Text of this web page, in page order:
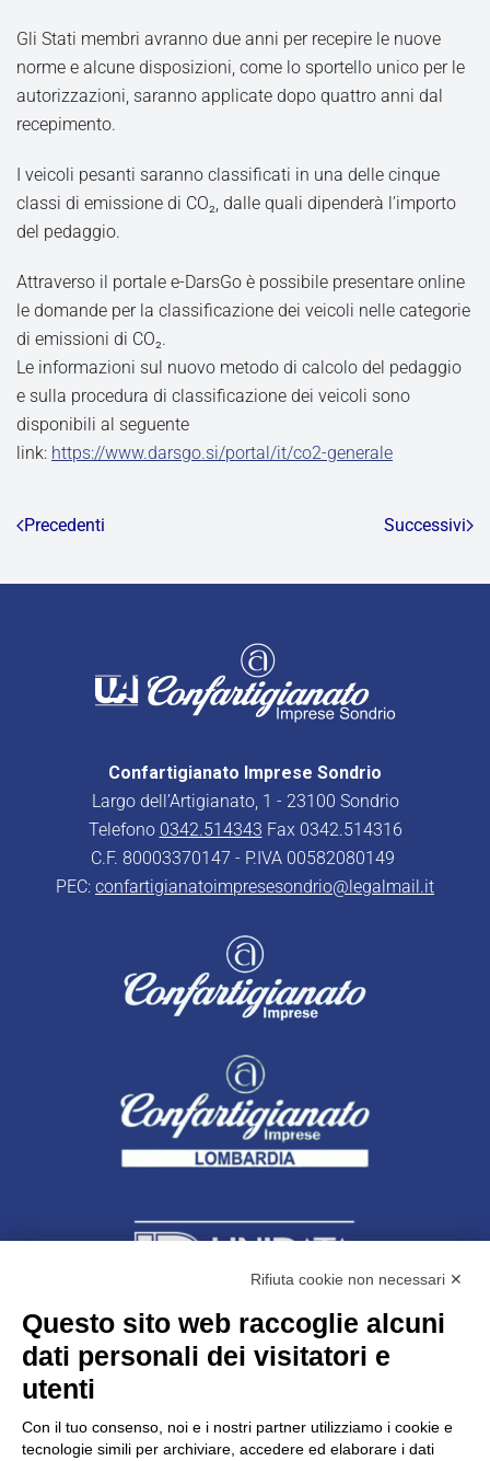
Gli Stati membri avranno due anni per recepire le nuove
norme e alcune disposizioni, come lo sportello unico per le
autorizzazioni, saranno applicate dopo quattro anni dal
recepimento.
I veicoli pesanti saranno classificati in una delle cinque
classi di emissione di CO₂, dalle quali dipenderà l’importo
del pedaggio.
Attraverso il portale e-DarsGo è possibile presentare online
le domande per la classificazione dei veicoli nelle categorie
di emissioni di CO₂.
Le informazioni sul nuovo metodo di calcolo del pedaggio
e sulla procedura di classificazione dei veicoli sono
disponibili al seguente
link: https://www.darsgo.si/portal/it/co2-generale
Precedenti Successivi
Confartigianato Imprese Sondrio
Largo dell’Artigianato, 1 - 23100 Sondrio
Telefono 0342.514343 Fax 0342.514316
C.F. 80003370147 - P.IVA 00582080149
PEC: confartigianatoimpresesondrio@legalmail.it
Unidata s.r.lcon unico socio
Largo dell’Artigianato, 1 - 23100 Sondrio
C.F. 00481790145 - N.REA SO-36426
Rifiuta cookie non necessari ✕
Questo sito web raccoglie alcuni
dati personali dei visitatori e
utenti
Con il tuo consenso, noi e i nostri partner utilizziamo i cookie e
tecnologie simili per archiviare, accedere ed elaborare i dati